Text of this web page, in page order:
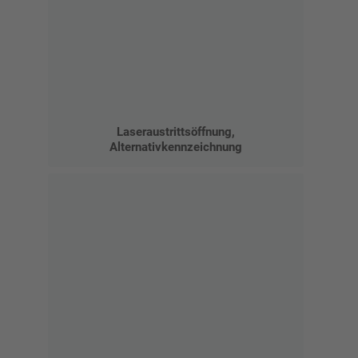
Laseraustrittsöffnung,
Alternativkennzeichnung